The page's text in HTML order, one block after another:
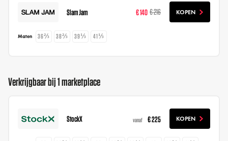
Slam Jam € 140 € 216 KOPEN
Maten 36⅔ 38⅔ 39⅓ 41⅓
Verkrijgbaar bij 1 marketplace
StockX vanaf € 225 KOPEN